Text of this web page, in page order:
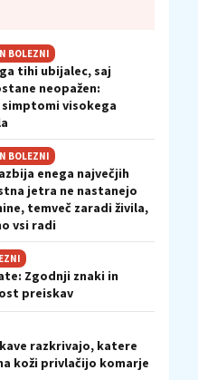
BOLEZNI
tihi ubijalec, saj
neopažen:
simptomi visokega
BOLEZNI
enega največjih
jetra ne nastanejo
temveč zaradi živila,
vsi radi
Zgodnji znaki in
preiskav
razkrivajo, katere
koži privlačijo komarje